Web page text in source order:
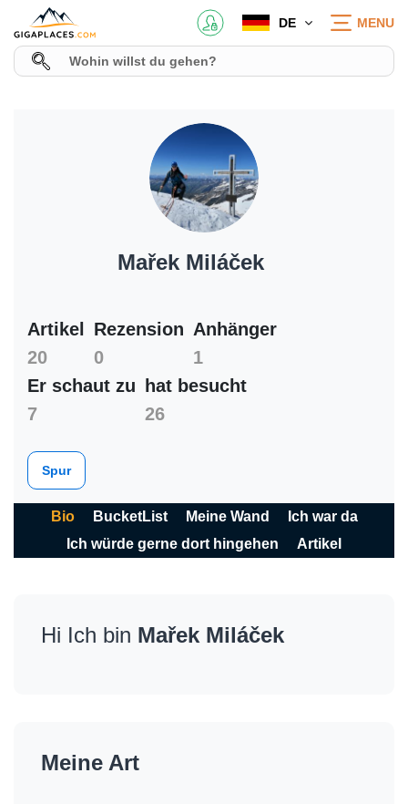
DE MENU
Mařek Miláček
Artikel
20
Rezension
0
Anhänger
1
Er schaut zu
7
hat besucht
26
Spur
Bio BucketList Meine Wand
Ich war da
Ich würde gerne dort hingehen
Artikel
Hi Ich bin Mařek Miláček
Meine Art